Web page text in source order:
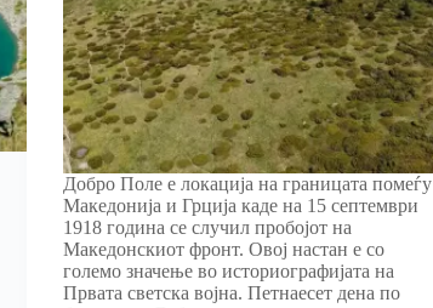
Добро Поле е локација на границата помеѓу
Македонија и Грција каде на 15 септември
1918 година се случил пробојот на
Македонскиот фронт. Овој настан е со
големо значење во историографијата на
Првата светска војна. Петнаесет дена по